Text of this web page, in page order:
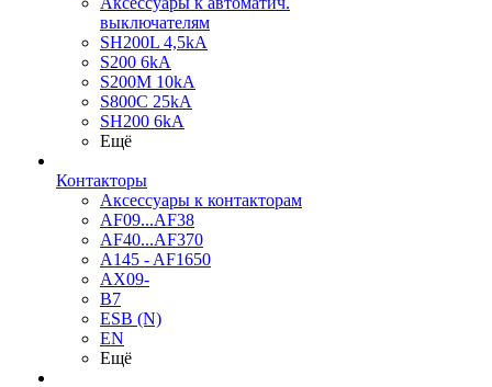
выключателям
SH200L 4,5kA
S200 6kA
S200M 10kA
S800C 25kA
SH200 6kA
Ещё
Контакторы
Аксессуары к контакторам
AF09...AF38
AF40...AF370
A145 - AF1650
AX09-
B7
ESB (N)
EN
Ещё